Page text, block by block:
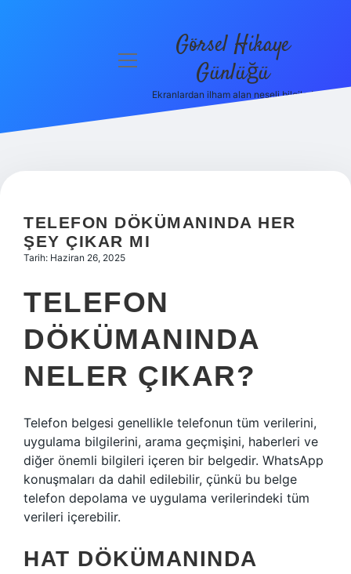
Hakkımızda
menüyü
Görsel Hikaye
Günlüğü
Ekranlardan ilham alan neşeli bilgiler!
TELEFON DÖKÜMANINDA HER
ŞEY ÇIKAR MI
Tarih: Haziran 26, 2025
TELEFON
DÖKÜMANINDA
NELER ÇIKAR?
Telefon belgesi genellikle telefonun tüm verilerini,
uygulama bilgilerini, arama geçmişini, haberleri ve
diğer önemli bilgileri içeren bir belgedir. WhatsApp
konuşmaları da dahil edilebilir, çünkü bu belge
telefon depolama ve uygulama verilerindeki tüm
verileri içerebilir.
HAT DÖKÜMANINDA